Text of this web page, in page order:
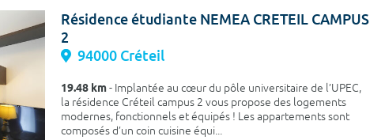
Résidence étudiante NEMEA CRETEIL CAMPUS
2
94000 Créteil
19.48 km- Implantée au cœur du pôle universitaire de l’UPEC,
la résidence Créteil campus 2 vous propose des logements
modernes, fonctionnels et équipés ! Les appartements sont
composés d’un coin cuisine équi...